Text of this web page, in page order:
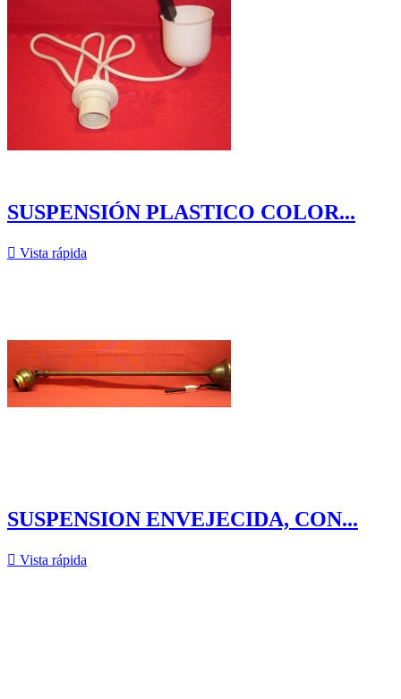
SUSPENSIÓN PLASTICO COLOR...
 Vista rápida
SUSPENSION ENVEJECIDA, CON...
 Vista rápida